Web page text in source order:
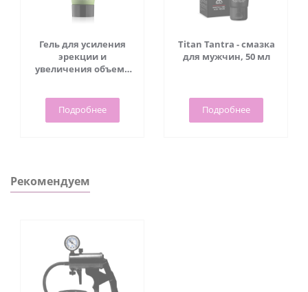
Гель для усиления
эрекции и
увеличения объема
Подробнее
Titan Tantra - смазка
для мужчин, 50 мл
Подробнее
Рекомендуем